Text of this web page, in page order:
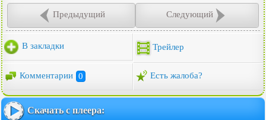
Предыдущий Следующий
В закладки Трейлер
Комментарии 0 Есть жалоба?
Скачать с плеера: